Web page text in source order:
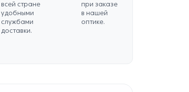
всей стране
удобными
службами
доставки.
при заказе
в нашей
оптике.